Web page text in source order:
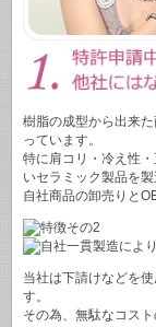
樹脂の成型から出来
っています。
特に肩コリ・冷え性
いセラミック製品を製
自社商品の卸売りと
当社は下請けなどを
す。
その為、無駄なコス